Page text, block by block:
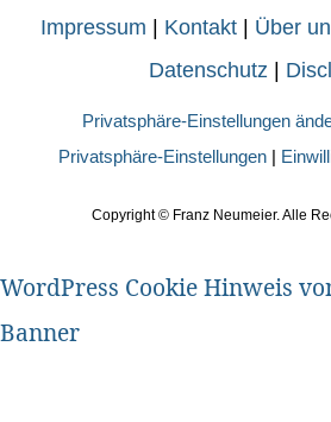
Impressum | Kontakt| Über
Datenschutz |
Privatsphäre-Einstellungen
Privatsphäre-Einstellungen|
Copyright © Franz Neumeier. Alle
WordPress Cookie Hinweis
Banner